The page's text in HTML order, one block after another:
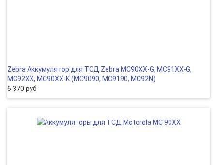
Zebra Аккумулятор для ТСД Zebra MC90XX-G, MC91XX-G,
MC92XX, MC90XX-K (MC9090, MC9190, MC92N)
6 370 руб